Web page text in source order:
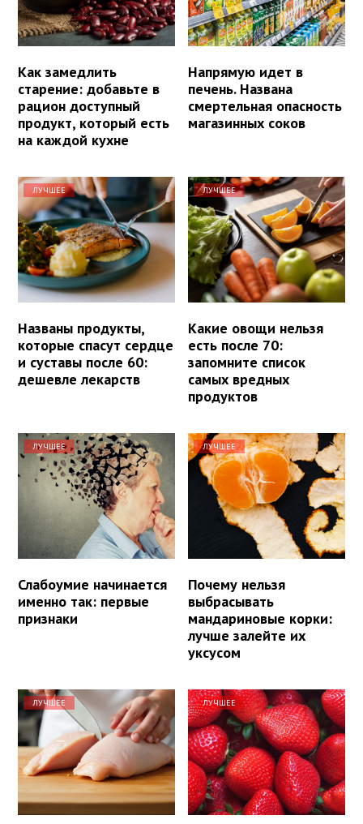
Как замедлить
старение: добавьте в
рацион доступный
продукт, который есть
на каждой кухне
Напрямую идет в
печень. Названа
смертельная опасность
магазинных соков
ЛУЧШЕЕ
Названы продукты,
которые спасут сердце
и суставы после 60:
дешевле лекарств
ЛУЧШЕЕ
Какие овощи нельзя
есть после 70:
запомните список
самых вредных
продуктов
ЛУЧШЕЕ
Слабоумие начинается
именно так: первые
признаки
ЛУЧШЕЕ
Почему нельзя
выбрасывать
мандариновые корки:
лучше залейте их
уксусом
ЛУЧШЕЕ ЛУЧШЕЕ